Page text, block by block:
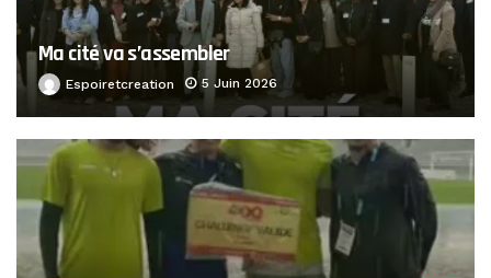
Ma cité va s’assembler
Espoiretcreation 5 Juin 2026